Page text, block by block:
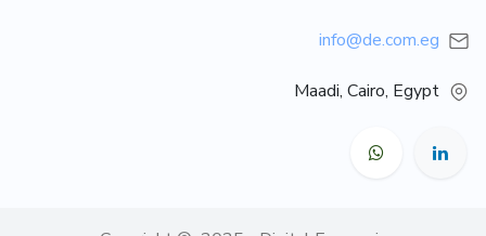
info@de.com.eg